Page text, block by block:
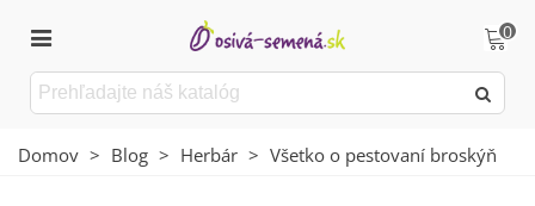
0
Domov > Blog > Herbár > Všetko o pestovaní broskýň